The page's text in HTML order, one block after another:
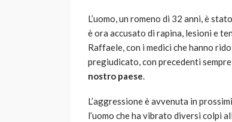
L’uomo, un romeno di 32 anni, è
è ora accusato di rapina, lesioni e
Raffaele, con i medici che hanno
pregiudicato, con precedenti
nostro paese.
L’aggressione è avvenuta in
l’uomo che ha vibrato diversi colpi